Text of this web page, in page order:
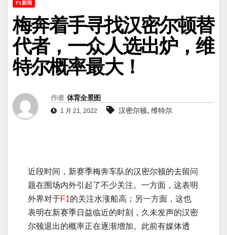
F1新闻
梅奔着手寻找汉密尔顿替
代者，一众人选出炉，维
特尔概率最大！
作者 体育全景图
1 月 21, 2022 汉密尔顿, 维特尔
近段时间，新赛季梅奔车队的汉密尔顿的去留问
题在围场内外引起了不少关注。一方面，这表明
外界对于F1的关注水涨船高；另一方面，这也
表明在新赛季日益临近的时刻，久未发声的汉密
尔顿退出的概率正在逐渐增加。此前有媒体透